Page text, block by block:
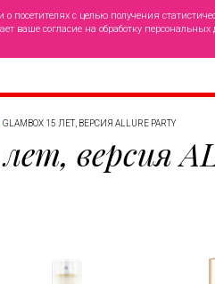
с целью получения
ваше согласие на обработку
GLAMBOX 15 ЛЕТ, ВЕРСИЯ ALLURE PARTY
версия